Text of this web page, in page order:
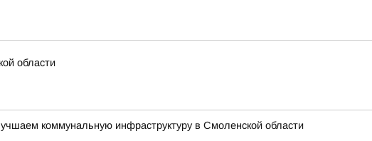
области
коммунальную инфраструктуру в Смоленской области